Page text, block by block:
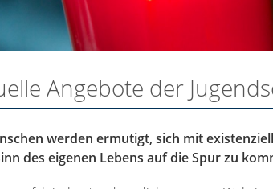
Angebote der
werden ermutigt, sich mit
des eigenen Lebens auf die Spur zu